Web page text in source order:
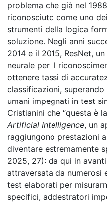
problema che già nel
riconosciuto come uno
strumenti della logica
soluzione. Negli anni
2014 e il 2015, ResNet,
neurale per il
ottenere tassi di
classificazioni,
umani impegnati in test
Cristianini che “questa è
Artificial Intelligence, un
raggiungono prestazioni
diventare estremamente
2025, 27): da qui in
attraversata da numerosi
test elaborati per
specifici, addestratori